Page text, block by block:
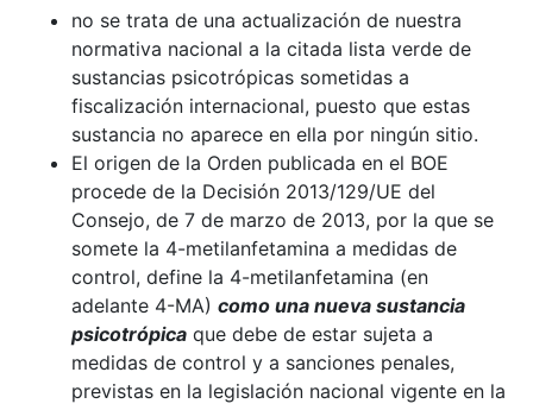
no se trata de una actualización de nuestra
normativa nacional a la citada lista verde de
sustancias psicotrópicas sometidas a
fiscalización internacional, puesto que estas
sustancia no aparece en ella por ningún sitio.
El origen de la Orden publicada en el BOE
procede de la Decisión 2013/129/UE del
Consejo, de 7 de marzo de 2013, por la que se
somete la 4-metilanfetamina a medidas de
control, define la 4-metilanfetamina (en
adelante 4-MA) como una nueva sustancia
psicotrópica que debe de estar sujeta a
medidas de control y a sanciones penales,
previstas en la legislación nacional vigente en la